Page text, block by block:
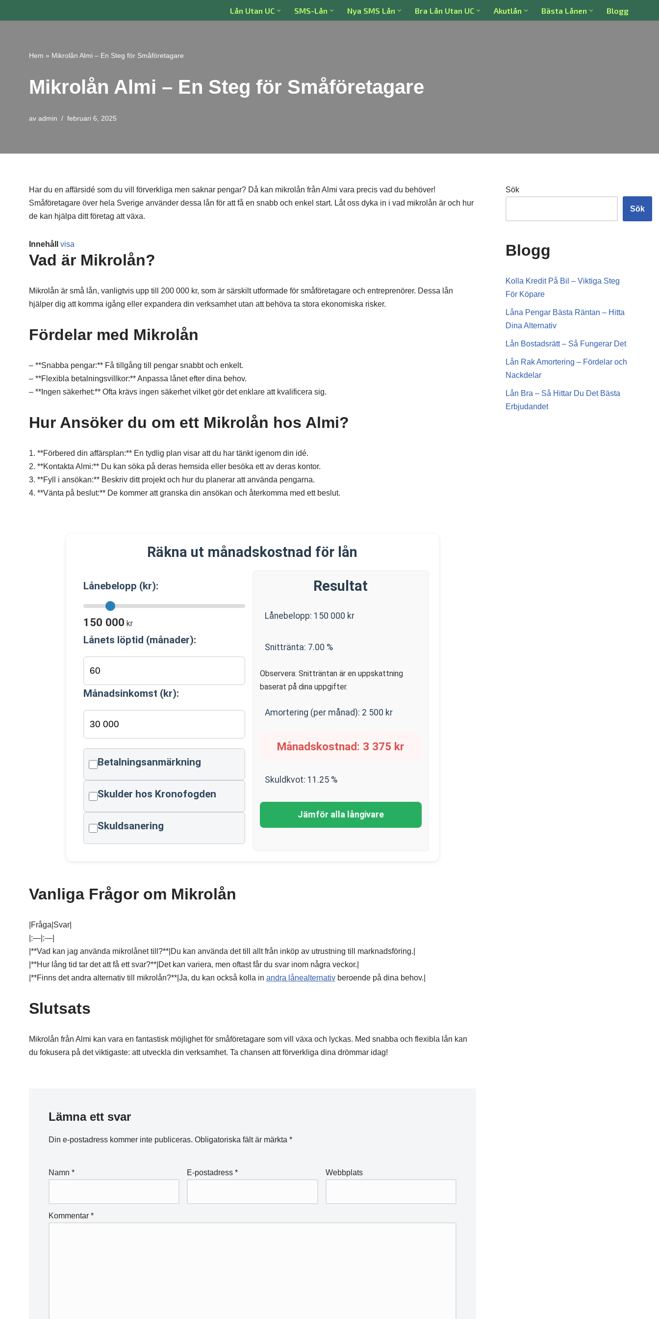
innehåll
Lån Utan UC SMS-Lån Nya SMS Lån Bra Lån Utan UC Akutlån Bästa Lånen Blogg
Hem » Mikrolån Almi – En Steg för Småföretagare
Mikrolån Almi – En Steg för Småföretagare
av admin februari 6, 2025
Har du en affärsidé som du vill förverkliga men saknar pengar? Då kan mikrolån från Almi vara precis vad du behöver!
Småföretagare över hela Sverige använder dessa lån för att få en snabb och enkel start. Låt oss dyka in i vad mikrolån är och hur
de kan hjälpa ditt företag att växa.
Innehåll visa
Vad är Mikrolån?
Mikrolån är små lån, vanligtvis upp till 200 000 kr, som är särskilt utformade för småföretagare och entreprenörer. Dessa lån
hjälper dig att komma igång eller expandera din verksamhet utan att behöva ta stora ekonomiska risker.
Fördelar med Mikrolån
– **Snabba pengar:** Få tillgång till pengar snabbt och enkelt.
– **Flexibla betalningsvillkor:** Anpassa lånet efter dina behov.
– **Ingen säkerhet:** Ofta krävs ingen säkerhet vilket gör det enklare att kvalificera sig.
Hur Ansöker du om ett Mikrolån hos Almi?
1. **Förbered din affärsplan:** En tydlig plan visar att du har tänkt igenom din idé.
2. **Kontakta Almi:** Du kan söka på deras hemsida eller besöka ett av deras kontor.
3. **Fyll i ansökan:** Beskriv ditt projekt och hur du planerar att använda pengarna.
4. **Vänta på beslut:** De kommer att granska din ansökan och återkomma med ett beslut.
Räkna ut månadskostnad för lån
Lånebelopp (kr):
150 000 kr
Lånets löptid (månader):
Månadsinkomst (kr):
Betalningsanmärkning
Skulder hos Kronofogden
Skuldsanering
Resultat
Lånebelopp: 150 000 kr
Snittränta: 7.00 %
Observera: Snitträntan är en uppskattning
baserat på dina uppgifter.
Amortering (per månad): 2 500 kr
Månadskostnad: 3 375 kr
Skuldkvot: 11.25%
Jämför alla långivare
Vanliga Frågor om Mikrolån
|Fråga|Svar|
|:—|:—|
|**Vad kan jag använda mikrolånet till?**|Du kan använda det till allt från inköp av utrustning till marknadsföring.|
|**Hur lång tid tar det att få ett svar?**|Det kan variera, men oftast får du svar inom några veckor.|
|**Finns det andra alternativ till mikrolån?**|Ja, du kan också kolla in andra lånealternativberoende på dina behov.|
Slutsats
Mikrolån från Almi kan vara en fantastisk möjlighet för småföretagare som vill växa och lyckas. Med snabba och flexibla lån kan
du fokusera på det viktigaste: att utveckla din verksamhet. Ta chansen att förverkliga dina drömmar idag!
Lämna ett svar
Din e-postadress kommer inte publiceras. Obligatoriska fält är märkta *
Namn * E-postadress* Webbplats
Kommentar *
Sök
Sök
Blogg
Kolla Kredit På Bil – Viktiga Steg
För Köpare
Låna Pengar Bästa Räntan – Hitta
Dina Alternativ
Lån Bostadsrätt – Så Fungerar Det
Lån Rak Amortering – Fördelar och
Nackdelar
Lån Bra – Så Hittar Du Det Bästa
Erbjudandet